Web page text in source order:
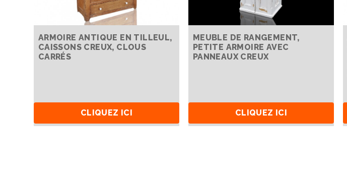
ARMOIRE ANTIQUE EN TILLEUL,
CAISSONS CREUX, CLOUS
CARRÉS
CLIQUEZ ICI
MEUBLE DE RANGEMENT,
PETITE ARMOIRE AVEC
PANNEAUX CREUX
CLIQUEZ ICI